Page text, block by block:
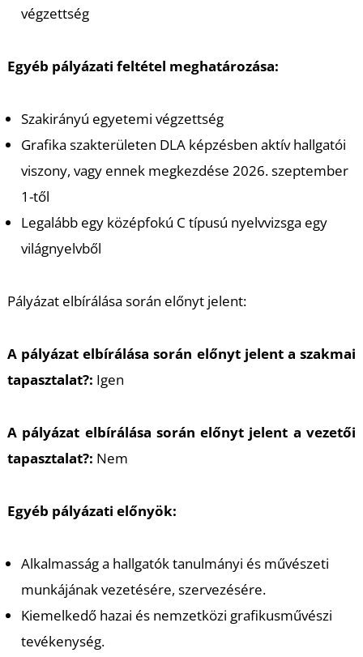
végzettség
Egyéb pályázati feltétel meghatározása:
Szakirányú egyetemi végzettség
Grafika szakterületen DLA képzésben aktív hallgatói
viszony, vagy ennek megkezdése 2026. szeptember
1-től
Legalább egy középfokú C típusú nyelvvizsga egy
világnyelvből
Pályázat elbírálása során előnyt jelent:
A pályázat elbírálása során előnyt jelent a szakmai
tapasztalat?: Igen
A pályázat elbírálása során előnyt jelent a vezetői
tapasztalat?: Nem
Egyéb pályázati előnyök:
Alkalmasság a hallgatók tanulmányi és művészeti
munkájának vezetésére, szervezésére.
Kiemelkedő hazai és nemzetközi grafikusművészi
tevékenység.